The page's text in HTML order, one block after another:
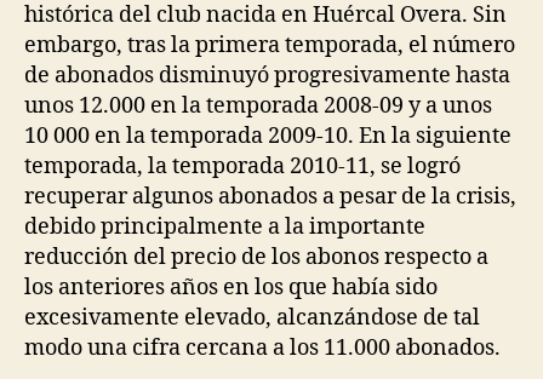
histórica del club nacida en Huércal Overa. Sin
embargo, tras la primera temporada, el número
de abonados disminuyó progresivamente hasta
unos 12.000 en la temporada 2008-09 y a unos
10 000 en la temporada 2009-10. En la siguiente
temporada, la temporada 2010-11, se logró
recuperar algunos abonados a pesar de la crisis,
debido principalmente a la importante
reducción del precio de los abonos respecto a
los anteriores años en los que había sido
excesivamente elevado, alcanzándose de tal
modo una cifra cercana a los 11.000 abonados.